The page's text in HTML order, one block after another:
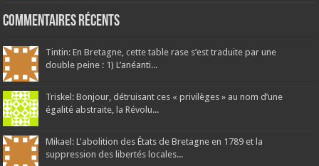
Commentaires récents
Tintin: En Bretagne, cette table rase s’est traduite par une
double peine : 1) L’anéanti...
Triskel: Bonjour, détruisant ces « privilèges » au nom d’une
égalité abstraite, la Révolu...
Mikael: L'abolition des États de Bretagne en 1789 et la
suppression des libertés locales...